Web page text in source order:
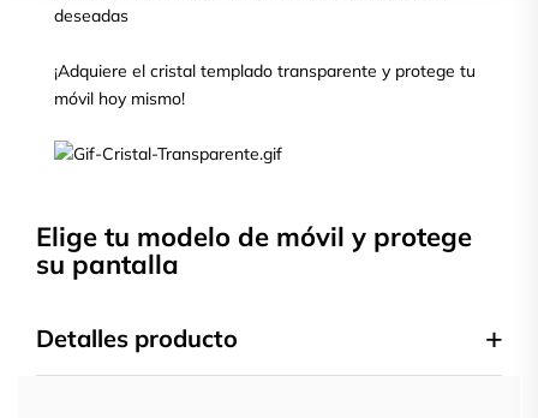
deseadas
¡Adquiere el cristal templado transparente y protege tu
móvil hoy mismo!
Elige tu modelo de móvil y protege
su pantalla
Detalles producto